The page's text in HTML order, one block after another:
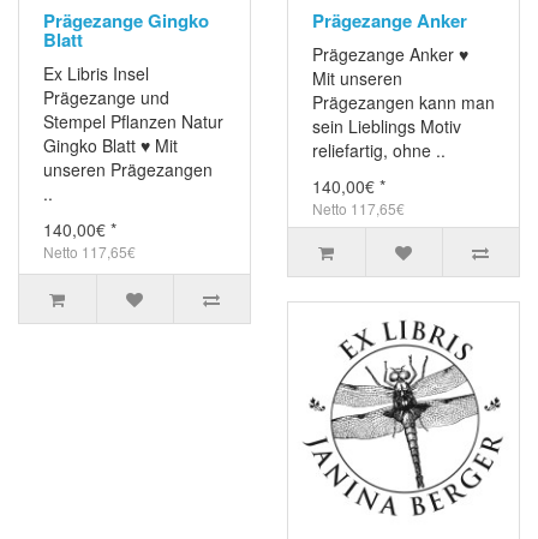
Prägezange Gingko
Blatt
Ex Libris Insel
Prägezange und
Stempel Pflanzen Natur
Gingko Blatt ♥ Mit
unseren Prägezangen
..
140,00€ *
Netto 117,65€
Prägezange Anker
Prägezange Anker ♥
Mit unseren
Prägezangen kann man
sein Lieblings Motiv
reliefartig, ohne ..
140,00€ *
Netto 117,65€